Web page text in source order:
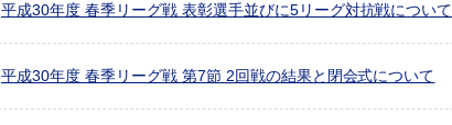
平成30年度 春季リーグ戦 表彰選手並びに5リーグ対抗戦について
平成30年度 春季リーグ戦 第7節 2回戦の結果と閉会式について